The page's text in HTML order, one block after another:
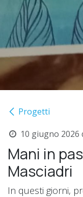
Progetti
10 giugno 2026
Mani in
Masciadri
In questi giorni,